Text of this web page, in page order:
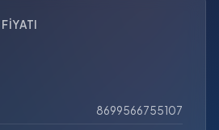
8699566755107